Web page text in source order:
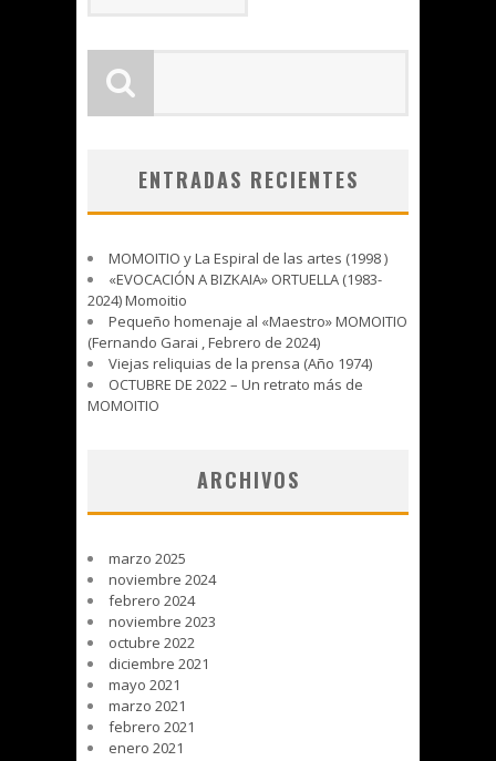
ENTRADAS RECIENTES
MOMOITIO y La Espiral de las artes (1998 )
«EVOCACIÓN A BIZKAIA» ORTUELLA (1983-
2024) Momoitio
Pequeño homenaje al «Maestro» MOMOITIO
(Fernando Garai , Febrero de 2024)
Viejas reliquias de la prensa (Año 1974)
OCTUBRE DE 2022 – Un retrato más de
MOMOITIO
ARCHIVOS
marzo 2025
noviembre 2024
febrero 2024
noviembre 2023
octubre 2022
diciembre 2021
mayo 2021
marzo 2021
febrero 2021
enero 2021